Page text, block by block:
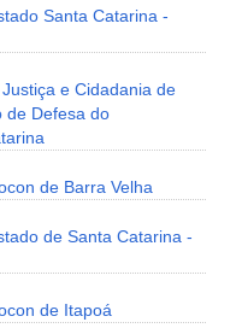
Santa Catarina -
e Cidadania de
de Defesa do
de Barra Velha
de Santa Catarina -
de Itapoá